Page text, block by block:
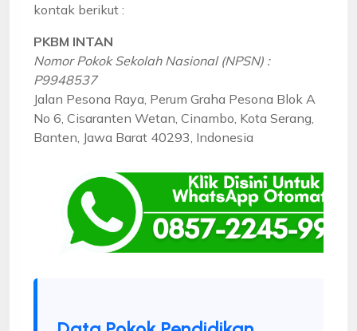
kontak berikut :
PKBM INTAN
Nomor Pokok Sekolah Nasional (NPSN) :
P9948537
Jalan Pesona Raya, Perum Graha Pesona Blok A
No 6, Cisaranten Wetan, Cinambo, Kota Serang,
Banten, Jawa Barat 40293, Indonesia